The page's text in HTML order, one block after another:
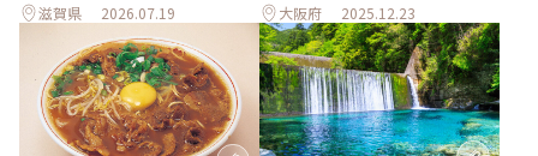
滋賀県 2026.07.19 大阪府 2025.12.23